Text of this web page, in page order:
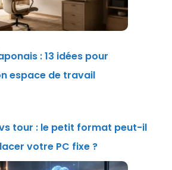
: 13 idées pour
espace de travail
tour : le petit format peut-il
votre PC fixe ?